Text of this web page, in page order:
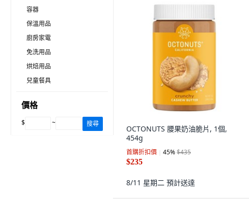
容器
保溫用品
廚房家電
免洗用品
烘焙用品
兒童餐具
價格
$ ~ 搜尋
OCTONUTS 腰果奶油脆片, 1個,
454g
首購折扣價 45%$435
$235
8/11 星期二 預計送達